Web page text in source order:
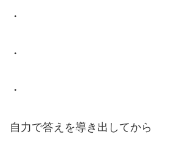
・
・
・
自力で答えを導き出してから